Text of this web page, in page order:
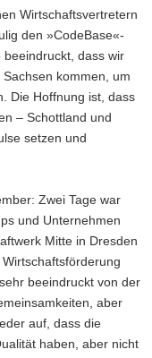
Wirtschaftsvertretern
den »CodeBase«-
dass wir
kommen, um
Die Hoffnung ist, dass
– Schottland und
setzen und
Zwei Tage war
und Unternehmen
Mitte in Dresden
beeindruckt von der
aber
auf, dass die
haben, aber nicht